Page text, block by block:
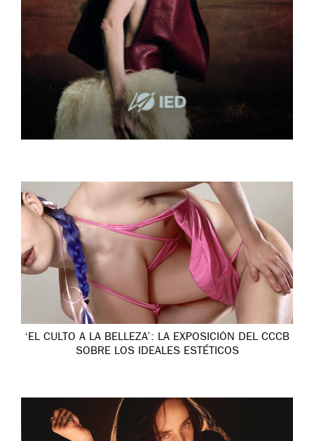
‘EL CULTO A LA BELLEZA’: LA EXPOSICIÓN DEL CCCB
SOBRE LOS IDEALES ESTÉTICOS